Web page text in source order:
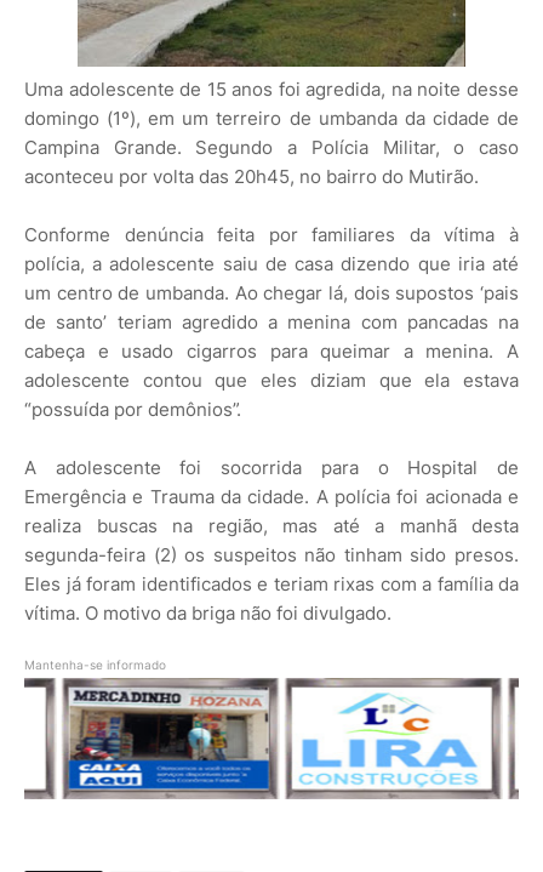
Uma adolescente de 15 anos foi agredida, na noite desse
domingo (1º), em um terreiro de umbanda da cidade de
Campina Grande. Segundo a Polícia Militar, o caso
aconteceu por volta das 20h45, no bairro do Mutirão.
Conforme denúncia feita por familiares da vítima à
polícia, a adolescente saiu de casa dizendo que iria até
um centro de umbanda. Ao chegar lá, dois supostos ‘pais
de santo’ teriam agredido a menina com pancadas na
cabeça e usado cigarros para queimar a menina. A
adolescente contou que eles diziam que ela estava
“possuída por demônios”.
A adolescente foi socorrida para o Hospital de
Emergência e Trauma da cidade. A polícia foi acionada e
realiza buscas na região, mas até a manhã desta
segunda-feira (2) os suspeitos não tinham sido presos.
Eles já foram identificados e teriam rixas com a família da
vítima. O motivo da briga não foi divulgado.
Mantenha-se informado